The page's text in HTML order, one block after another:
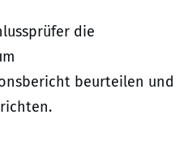
die
beurteilen und